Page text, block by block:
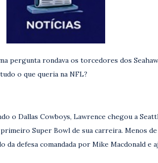
pergunta rondava os torcedores dos
o que queria na NFL?
o Dallas Cowboys, Lawrence chegou a
Super Bowl de sua carreira. Menos de
defesa comandada por Mike Macdonald e